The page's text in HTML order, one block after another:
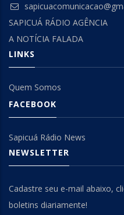
SAPICUÁ RÁDIO AGÊNCIA
A NOTÍCIA FALADA
LINKS
Quem Somos
FACEBOOK
Sapicuá Rádio News
NEWSLETTER
Cadastre seu e-mail abaixo,
boletins diariamente!